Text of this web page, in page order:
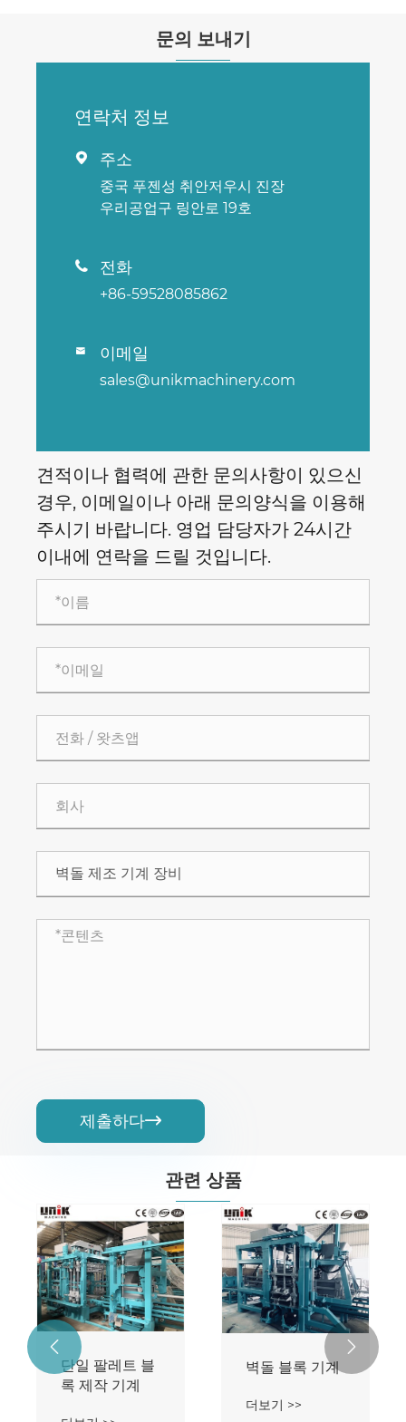
문의 보내기
연락처 정보
 주소
중국 푸젠성 취안저우시 진장
우리공업구 링안로 19호
 전화
+86-59528085862
 이메일
sales@unikmachinery.com
견적이나 협력에 관한 문의사항이 있으신
경우, 이메일이나 아래 문의양식을 이용해
주시기 바랍니다. 영업 담당자가 24시간
이내에 연락을 드릴 것입니다.
제출하다
관련 상품
단일 팔레트 블
록 제작 기계
벽돌 블록 기계
더보기 >>
 